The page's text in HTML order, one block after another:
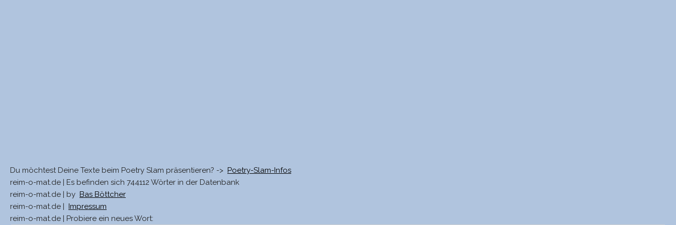
Du möchtest Deine Texte beim Poetry Slam präsentieren? -> Poetry-Slam-Infos
reim-o-mat.de | Es befinden sich 744112 Wörter in der Datenbank
reim-o-mat.de | by Bas Böttcher
reim-o-mat.de |
Impressum
reim-o-mat.de | Probiere ein neues Wort: